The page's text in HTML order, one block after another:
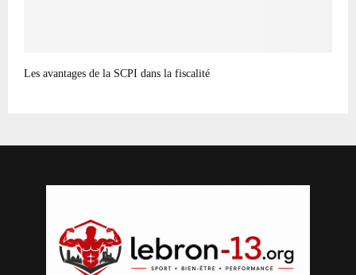
Les avantages de la SCPI dans la fiscalité